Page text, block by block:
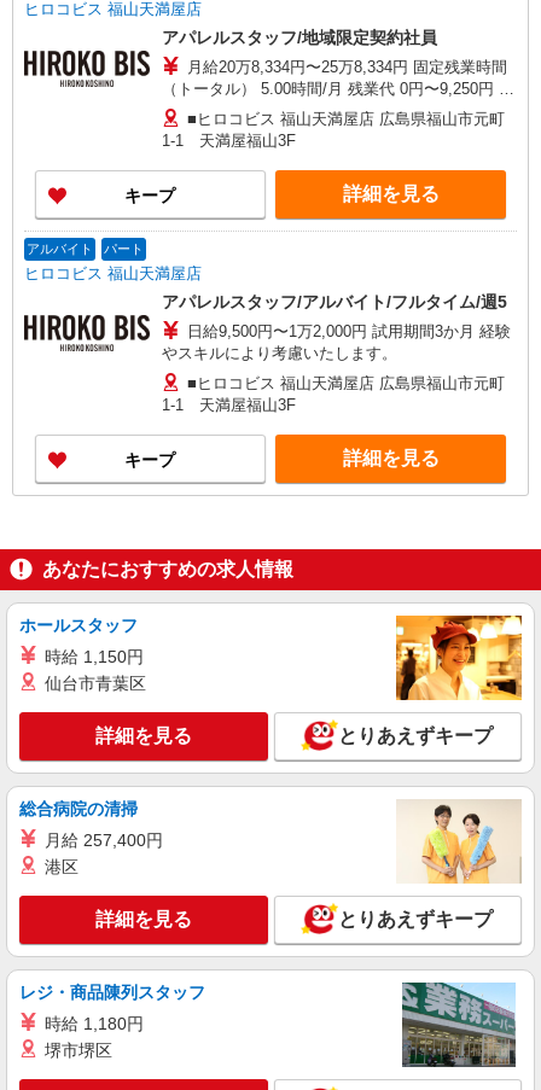
ヒロコビス 福山天満屋店
アパレルスタッフ/地域限定契約社員
月給20万8,334円〜25万8,334円 固定残業時間
（トータル） 5.00時間/月 残業代 0円〜9,250円 研
修中 日給9,500円〜1万2,000円（研修期間6ヶ月 習
熟度により変動） ・固定残業代が含まれる方は、
時間外労働の有無にかかわらず支給し、5時間を超
える分については追加で支給いたします。 ・店舗
売上予算達成度合いに応じて別途業績給の支給あ
り 経験やスキルにより考慮いたします。
■ヒロコビス 福山天満屋店 広島県福山市元町
1-1 天満屋福山3F
キープ 詳細を見る
アルバイト パート
ヒロコビス 福山天満屋店
アパレルスタッフ/アルバイト/フルタイム/週5
日給9,500円〜1万2,000円 試用期間3か月 経験
やスキルにより考慮いたします。
■ヒロコビス 福山天満屋店 広島県福山市元町
1-1 天満屋福山3F
キープ 詳細を見る
あなたにおすすめの求人情報
ホールスタッフ
時給 1,150円
仙台市青葉区
詳細を見る とりあえずキープ
総合病院の清掃
月給 257,400円
港区
詳細を見る とりあえずキープ
レジ・商品陳列スタッフ
時給 1,180円
堺市堺区